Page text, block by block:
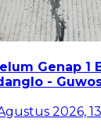
Genap 1
-
2026,